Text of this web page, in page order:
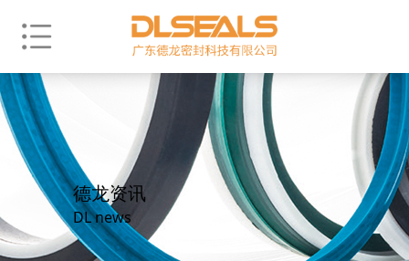
德龙资讯
DL news